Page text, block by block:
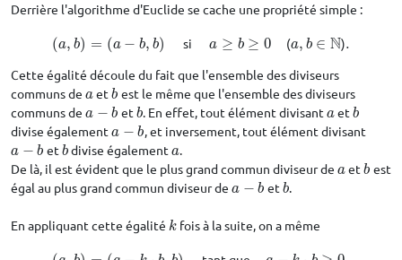
Derrière l'algorithme d'Euclide se cache une propriété simple :
(a, b) = (a − b, b) si a ≥ b ≥ 0 (a, b ∈ N).
(a,b )=(a− b)si ≥b≥0 (a ,b∈N
Cette égalité découle du fait que l'ensemble des diviseurs
communs de a
a etb
b est le même que l'ensemble des diviseurs
communs de a − b
a−b et b
b. En effet, tout élément divisanta
a etb
b
divise également a − b
a−b , et inversement, tout élément divisant
a − b
a−b et b
bdivise égalementa
a.
De là, il est évident que le plus grand commun diviseur de a
a etb
b est
égal au plus grand commun diviseur de a − b
a−b et b
b.
En appliquant cette égalité k
k fois à la suite, on a même